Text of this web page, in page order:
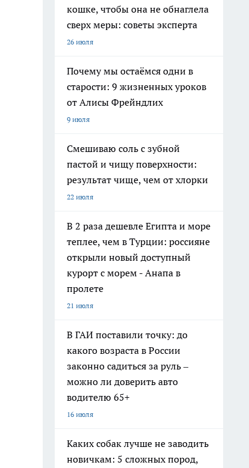
кошке, чтобы она не обнаглела
сверх меры: советы эксперта
26 июля
Почему мы остаёмся одни в
старости: 9 жизненных уроков
от Алисы Фрейндлих
9 июля
Смешиваю соль с зубной
пастой и чищу поверхности:
результат чище, чем от хлорки
22 июля
В 2 раза дешевле Египта и море
теплее, чем в Турции: россияне
открыли новый доступный
курорт с морем - Анапа в
пролете
21 июля
В ГАИ поставили точку: до
какого возраста в России
законно садиться за руль –
можно ли доверить авто
водителю 65+
16 июля
Каких собак лучше не заводить
новичкам: 5 сложных пород,